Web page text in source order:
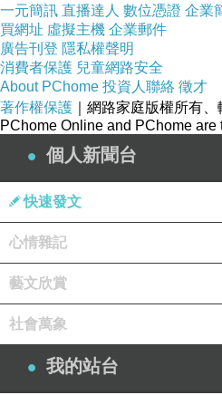
不一會就到了北門驛，發現
一元簡訊 直播達人 數位憑證 企業
買網址 虛擬主機 企業郵件
廣告刊登 隱私權聲明
消費者保護 兒童網路安全
About PChome 投資人聯絡 徵才
著作權保護 ｜網路家庭版權所有
PChome Online and PChome
個人新聞台
快速發文
心情雜記
藝文欣賞
社會萬象
我的站台